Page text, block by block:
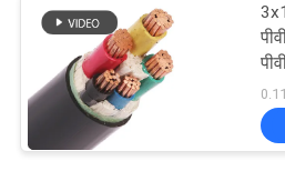
नियंत्रण